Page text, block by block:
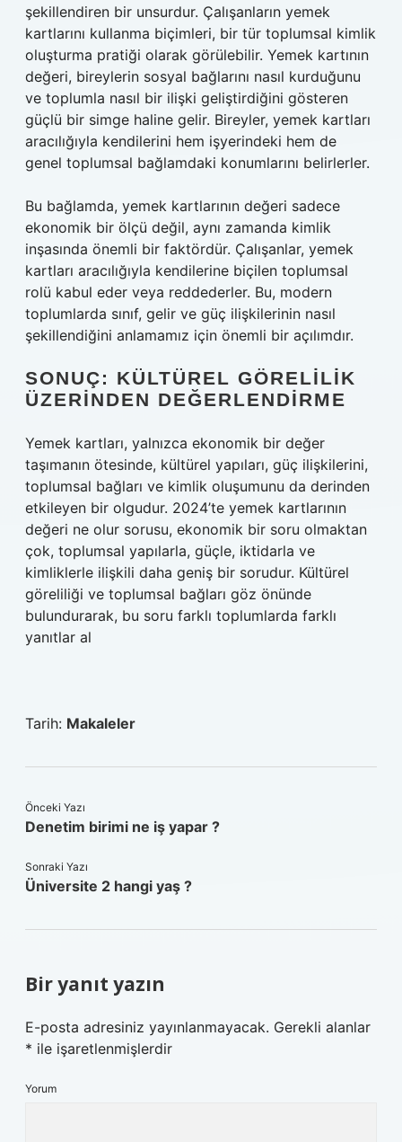
şekillendiren bir unsurdur. Çalışanların yemek
kartlarını kullanma biçimleri, bir tür toplumsal kimlik
oluşturma pratiği olarak görülebilir. Yemek kartının
değeri, bireylerin sosyal bağlarını nasıl kurduğunu
ve toplumla nasıl bir ilişki geliştirdiğini gösteren
güçlü bir simge haline gelir. Bireyler, yemek kartları
aracılığıyla kendilerini hem işyerindeki hem de
genel toplumsal bağlamdaki konumlarını belirlerler.
Bu bağlamda, yemek kartlarının değeri sadece
ekonomik bir ölçü değil, aynı zamanda kimlik
inşasında önemli bir faktördür. Çalışanlar, yemek
kartları aracılığıyla kendilerine biçilen toplumsal
rolü kabul eder veya reddederler. Bu, modern
toplumlarda sınıf, gelir ve güç ilişkilerinin nasıl
şekillendiğini anlamamız için önemli bir açılımdır.
SONUÇ: KÜLTÜREL GÖRELILIK
ÜZERINDEN DEĞERLENDIRME
Yemek kartları, yalnızca ekonomik bir değer
taşımanın ötesinde, kültürel yapıları, güç ilişkilerini,
toplumsal bağları ve kimlik oluşumunu da derinden
etkileyen bir olgudur. 2024’te yemek kartlarının
değeri ne olur sorusu, ekonomik bir soru olmaktan
çok, toplumsal yapılarla, güçle, iktidarla ve
kimliklerle ilişkili daha geniş bir sorudur. Kültürel
göreliliği ve toplumsal bağları göz önünde
bulundurarak, bu soru farklı toplumlarda farklı
yanıtlar al
Tarih: Makaleler
Önceki Yazı
Denetim birimi ne iş yapar ?
Sonraki Yazı
Üniversite 2 hangi yaş ?
Bir yanıt yazın
E-posta adresiniz yayınlanmayacak. Gerekli alanlar
* ile işaretlenmişlerdir
Yorum